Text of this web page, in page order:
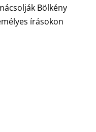
Bölkény
írásokon